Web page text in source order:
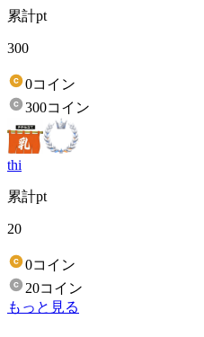
累計pt
300
0コイン
300コイン
thi
累計pt
20
0コイン
20コイン
もっと見る